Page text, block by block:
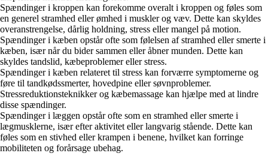
Spændinger i kroppen kan forekomme overalt i kroppen og føles som
en generel stramhed eller ømhed i muskler og væv. Dette kan skyldes
overanstrengelse, dårlig holdning, stress eller mangel på motion.
Spændinger i kæben opstår ofte som følelsen af stramhed eller smerte i
kæben, især når du bider sammen eller åbner munden. Dette kan
skyldes tandslid, kæbeproblemer eller stress.
Spændinger i kæben relateret til stress kan forværre symptomerne og
føre til tandkødssmerter, hovedpine eller søvnproblemer.
Stressreduktionsteknikker og kæbemassage kan hjælpe med at lindre
disse spændinger.
Spændinger i læggen opstår ofte som en stramhed eller smerte i
lægmusklerne, især efter aktivitet eller langvarig stående. Dette kan
føles som en stivhed eller krampen i benene, hvilket kan forringe
mobiliteten og forårsage ubehag.